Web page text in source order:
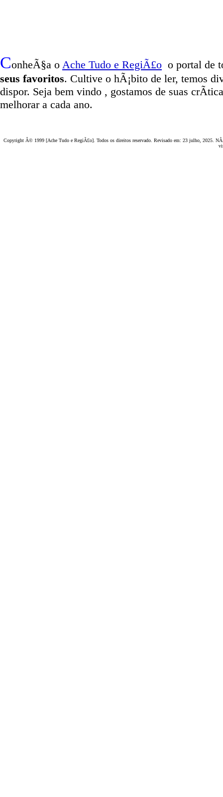
ConheÃ§a o Ache Tudo e RegiÃ£o o portal de
seus favoritos. Cultive o hÃ¡bito de ler, temos
dispor. Seja bem vindo , gostamos de suas
melhorar a cada ano.
Copyright Â© 1999 [Ache Tudo e RegiÃ£o]. Todos os direitos reservado. Revisado em: 23 julho, 2025 .